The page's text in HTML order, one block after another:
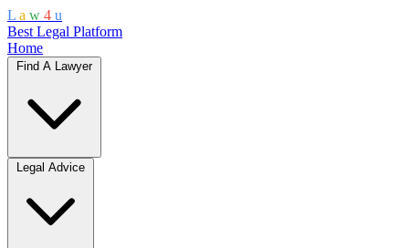
L a w 4 u
Best Legal Platform
Home
Find A Lawyer
Legal Advice